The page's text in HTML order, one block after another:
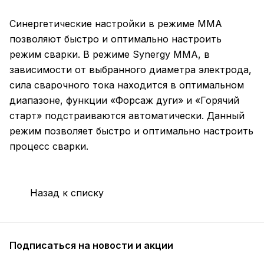
Синергетические настройки в режиме ММА
позволяют быстро и оптимально настроить
режим сварки. В режиме Synergy MMA, в
зависимости от выбранного диаметра электрода,
сила сварочного тока находится в оптимальном
диапазоне, функции «Форсаж дуги» и «Горячий
старт» подстраиваются автоматически. Данный
режим позволяет быстро и оптимально настроить
процесс сварки.
Назад к списку
Подписаться на новости и акции